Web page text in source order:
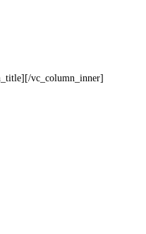
vc_column_inner]